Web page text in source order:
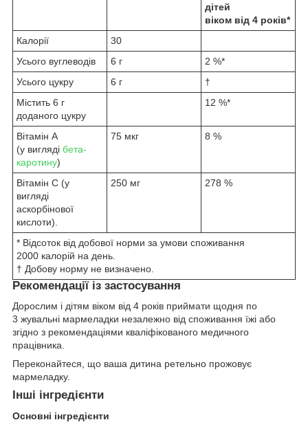
дітей
віком від 4 років*
Калорії
30
Усього вуглеводів
6 г
2 %*
Усього цукру
6 г
†
Містить 6 г
доданого цукру
12 %*
Вітамін A
(у вигляді бета-
каротину)
75 мкг 8 %
Вітамін C (у
вигляді
аскорбінової
кислоти).
250 мг 278 %
* Відсоток від добової норми за умови споживання
2000 калорій на день.
† Добову норму не визначено.
Рекомендації із застосування
Дорослим і дітям віком від 4 років приймати щодня по
3 жувальні мармеладки незалежно від споживання їжі або
згідно з рекомендаціями кваліфікованого медичного
працівника.
Переконайтеся, що ваша дитина ретельно прожовує
мармеладку.
Інші інгредієнти
Основні інгредієнти